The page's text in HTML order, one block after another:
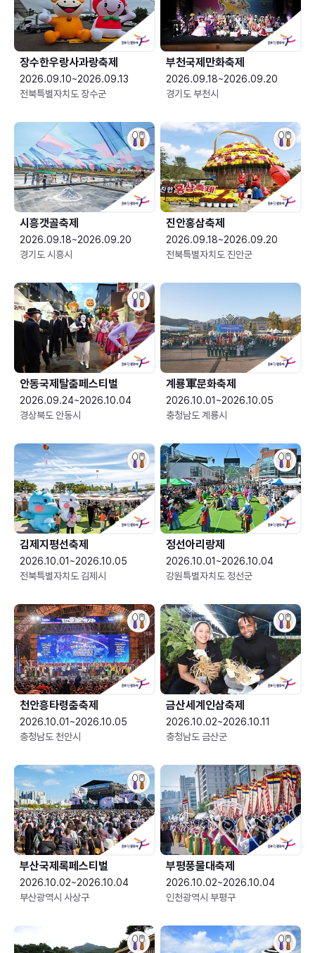
장수한우랑사과랑축제
2026.09.10~2026.09.13
전북특별자치도 장수군
부천국제만화축제
2026.09.18~2026.09.20
경기도 부천시
시흥갯골축제
2026.09.18~2026.09.20
경기도 시흥시
진안홍삼축제
2026.09.18~2026.09.20
전북특별자치도 진안군
안동국제탈춤페스티벌
2026.09.24~2026.10.04
경상북도 안동시
2026.10.01~2026.10.05
충청남도 계룡시
김제지평선축제
2026.10.01~2026.10.05
전북특별자치도 김제시
정선아리랑제
2026.10.01~2026.10.04
강원특별자치도 정선군
천안흥타령춤축제
2026.10.01~2026.10.05
충청남도 천안시
금산세계인삼축제
2026.10.02~2026.10.11
충청남도 금산군
부산국제록페스티벌
2026.10.02~2026.10.04
부산광역시 사상구
부평풍물대축제
2026.10.02~2026.10.04
인천광역시 부평구